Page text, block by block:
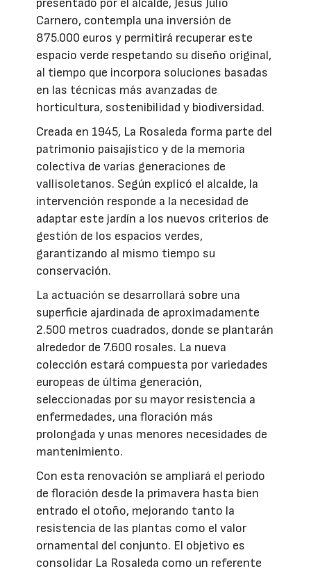
presentado por el alcalde, Jesús Julio
Carnero, contempla una inversión de
875.000 euros y permitirá recuperar este
espacio verde respetando su diseño original,
al tiempo que incorpora soluciones basadas
en las técnicas más avanzadas de
horticultura, sostenibilidad y biodiversidad.
Creada en 1945, La Rosaleda forma parte del
patrimonio paisajístico y de la memoria
colectiva de varias generaciones de
vallisoletanos. Según explicó el alcalde, la
intervención responde a la necesidad de
adaptar este jardín a los nuevos criterios de
gestión de los espacios verdes,
garantizando al mismo tiempo su
conservación.
La actuación se desarrollará sobre una
superficie ajardinada de aproximadamente
2.500 metros cuadrados, donde se plantarán
alrededor de 7.600 rosales. La nueva
colección estará compuesta por variedades
europeas de última generación,
seleccionadas por su mayor resistencia a
enfermedades, una floración más
prolongada y unas menores necesidades de
mantenimiento.
Con esta renovación se ampliará el periodo
de floración desde la primavera hasta bien
entrado el otoño, mejorando tanto la
resistencia de las plantas como el valor
ornamental del conjunto. El objetivo es
consolidar La Rosaleda como un referente